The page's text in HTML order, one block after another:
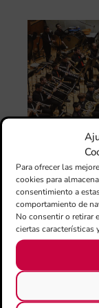
Para ofrecer las
cookies para
consentimiento a
comportamiento de
No consentir o retirar
ciertas características